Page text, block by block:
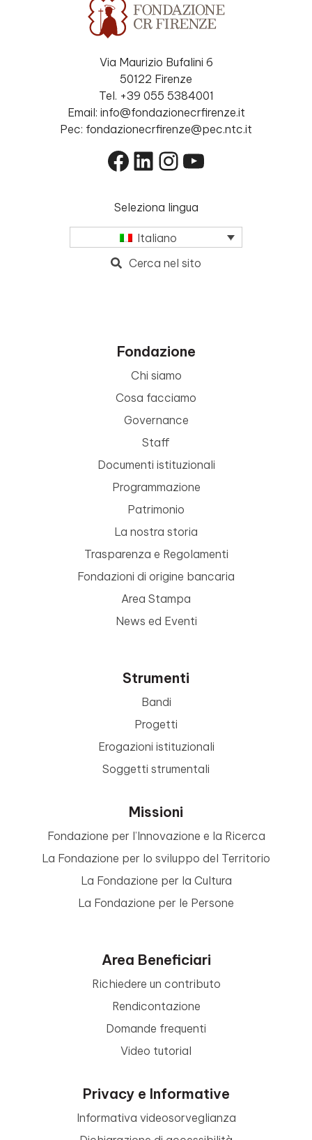
Via Maurizio Bufalini 6
50122 Firenze
Tel. +39 055 5384001
Email: info@fondazionecrfirenze.it
Pec: fondazionecrfirenze@pec.ntc.it
Facebook
LinkedIn
Instagram
YouTube
Seleziona lingua
Italiano
Cerca nel sito
Fondazione
Chi siamo
Cosa facciamo
Governance
Staff
Documenti istituzionali
Programmazione
Patrimonio
La nostra storia
Trasparenza e Regolamenti
Fondazioni di origine bancaria
Area Stampa
News ed Eventi
Strumenti
Bandi
Progetti
Erogazioni istituzionali
Soggetti strumentali
Missioni
Fondazione per l’Innovazione e la Ricerca
La Fondazione per lo sviluppo del Territorio
La Fondazione per la Cultura
La Fondazione per le Persone
Area Beneficiari
Richiedere un contributo
Rendicontazione
Domande frequenti
Video tutorial
Privacy e Informative
Informativa videosorveglianza